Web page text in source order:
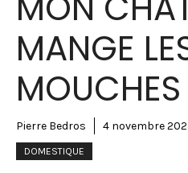
MANGE
MOUCHES
Pierre Bedros 4 novembre
DOMESTIQUE